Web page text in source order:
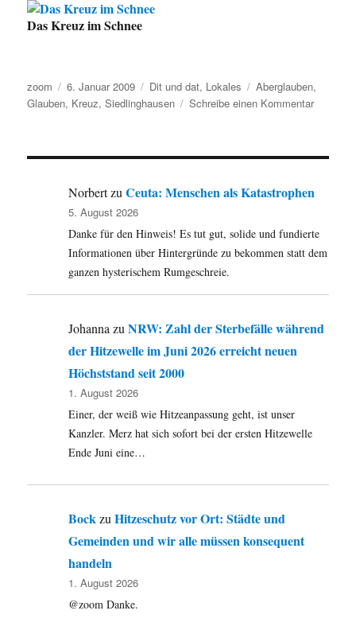
Das Kreuz im Schnee
Autor
zoom
Veröffentlicht
am
6. Januar 2009 Kategorien
Dit und dat, Lokales Schlagwörter
Aberglauben,
Glauben, Kreuz,Siedlinghausen Schreibe einen Kommentarzu
Schnee
Schatten
Kreuzes
NorbertzuCeuta: Menschen als Katastrophen
5. August 2026
Danke für den Hinweis! Es tut gut, solide und fundierte
Informationen über Hintergründe zu bekommen statt dem
ganzen hysterischem Rumgeschreie.
Johanna zuNRW: Zahl der Sterbefälle während
der Hitzewelle im Juni 2026 erreicht neuen
Höchststand seit 2000
1. August 2026
Einer, der weiß wie Hitzeanpassung geht, ist unser
Kanzler. Merz hat sich sofort bei der ersten Hitzewelle
Ende Juni eine…
BockzuHitzeschutz vor Ort: Städte und
Gemeinden und wir alle müssen konsequent
handeln
1. August 2026
@zoom Danke.